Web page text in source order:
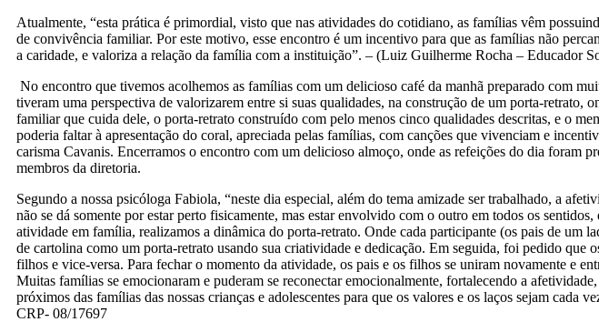
Atualmente, “esta prática é primordial, visto que nas atividades do cotidiano, as famílias vêm
de convivência familiar. Por este motivo, esse encontro é um incentivo para que as famílias não
a caridade, e valoriza a relação da família com a instituição”. – (Luiz Guilherme Rocha – Educador
No encontro que tivemos acolhemos as famílias com um delicioso café da manhã preparado com
tiveram uma perspectiva de valorizarem entre si suas qualidades, na construção de um porta-retrato,
familiar que cuida dele, o porta-retrato construído com pelo menos cinco qualidades descritas, e o
poderia faltar à apresentação do coral, apreciada pelas famílias, com canções que vivenciam e
carisma Cavanis. Encerramos o encontro com um delicioso almoço, onde as refeições do dia foram
membros da diretoria.
Segundo a nossa psicóloga Fabiola, “neste dia especial, além do tema amizade ser trabalhado, a
não se dá somente por estar perto fisicamente, mas estar envolvido com o outro em todos os
atividade em família, realizamos a dinâmica do porta-retrato. Onde cada participante (os pais de um
de cartolina como um porta-retrato usando sua criatividade e dedicação. Em seguida, foi pedido que
filhos e vice-versa. Para fechar o momento da atividade, os pais e os filhos se uniram novamente e
Muitas famílias se emocionaram e puderam se reconectar emocionalmente, fortalecendo a
próximos das famílias das nossas crianças e adolescentes para que os valores e os laços sejam
CRP- 08/17697